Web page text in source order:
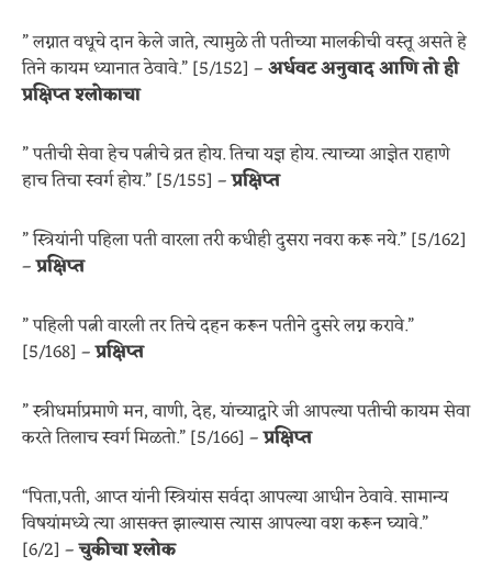
” लग्नात वधूचे दान केले जाते, त्यामुळे ती पतीच्या मालकीची वस्तू असते हे
तिने कायम ध्यानात ठेवावे.” [5/152] –अर्धवट अनुवाद आणि तो ही
प्रक्षिप्त श्लोकाचा
” पतीची सेवा हेच पत्नीचे व्रत होय. तिचा यज्ञ होय. त्याच्या आज्ञेत राहाणे
हाच तिचा स्वर्ग होय.” [5/155] –प्रक्षिप्त
” स्त्रियांनी पहिला पती वारला तरी कधीही दुसरा नवरा करू नये.” [5/162]
–प्रक्षिप्त
” पहिली पत्नी वारली तर तिचे दहन करून पतीने दुसरे लग्न करावे.”
[5/168] –प्रक्षिप्त
” स्त्रीधर्माप्रमाणे मन, वाणी, देह, यांच्याद्वारे जी आपल्या पतीची कायम सेवा
करते तिलाच स्वर्ग मिळतो.” [5/166] –प्रक्षिप्त
“पिता,पती, आप्त यांनी स्त्रियांस सर्वदा आपल्या आधीन ठेवावे. सामान्य
विषयांमध्ये त्या आसक्त झाल्यास त्यास आपल्या वश करून घ्यावे.”
[6/2] –चुकीचा श्लोक